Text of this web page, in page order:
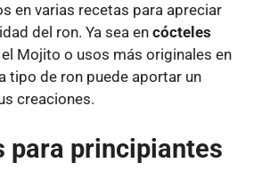
en varias recetas para apreciar
del ron. Ya sea en cócteles
Mojito o usos más originales en
tipo de ron puede aportar un
creaciones.
para principiantes